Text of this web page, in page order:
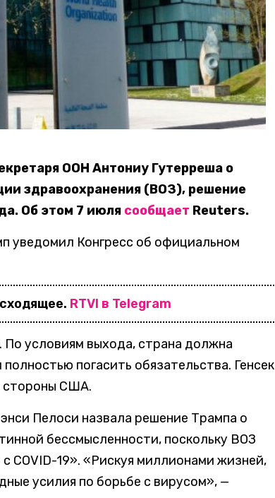
ООН Антониу Гутерреша о
здравоохранения (ВОЗ), решение
Об этом 7 июля сообщает Reuters.
уведомил Конгресс об официальном
RTVI в Telegram
условиям выхода, страна должна
погасить обязательства. Генсек
стороны США.
Пелоси назвала решение Трампа о
бессмысленности, поскольку ВОЗ
COVID-19». «Рискуя миллионами жизней,
усилия по борьбе с вирусом», —